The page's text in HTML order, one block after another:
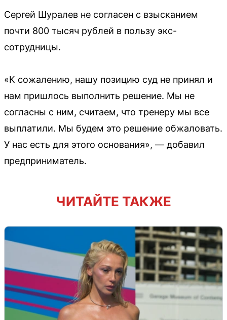
Сергей Шуралев не согласен с взысканием
почти 800 тысяч рублей в пользу экс-
сотрудницы.
«К сожалению, нашу позицию суд не принял и
нам пришлось выполнить решение. Мы не
согласны с ним, считаем, что тренеру мы все
выплатили. Мы будем это решение обжаловать.
У нас есть для этого основания», — добавил
предприниматель.
ЧИТАЙТЕ ТАКЖЕ